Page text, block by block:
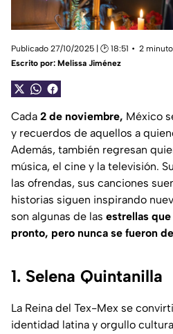
Publicado 27/10/2025 | 🕑 18:51
2
Escrito por: Melissa Jiménez
Cada 2 de noviembre, México
y recuerdos de aquellos a
Además, también regresan
música, el cine y la televisión.
las ofrendas, sus canciones
historias siguen inspirando
son algunas de las estrellas
pronto, pero nunca se fueron
1. Selena Quintanilla
La Reina del Tex-Mex se
identidad latina y orgullo